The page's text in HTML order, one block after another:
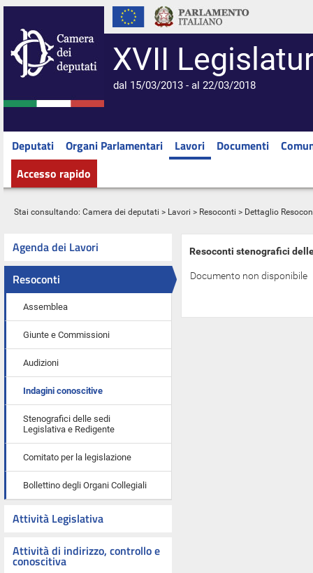
XVII
dal 15/03/2013 - al 22/03/2018
Deputati Organi Parlamentari Lavori Documenti
Accesso rapido
Stai consultando: Camera dei deputati > Lavori > Resoconti > Dettaglio
Agenda dei Lavori
Resoconti
Assemblea
Giunte e Commissioni
Audizioni
Indagini conoscitive
Stenografici delle sedi
Legislativa e Redigente
Comitato per la legislazione
Bollettino degli Organi Collegiali
Attività Legislativa
Attività di indirizzo, controllo e
conoscitiva
Resoconti stenografici
Documento non disponibile